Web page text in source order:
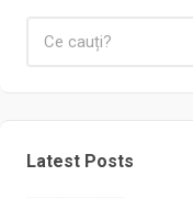
Latest Posts